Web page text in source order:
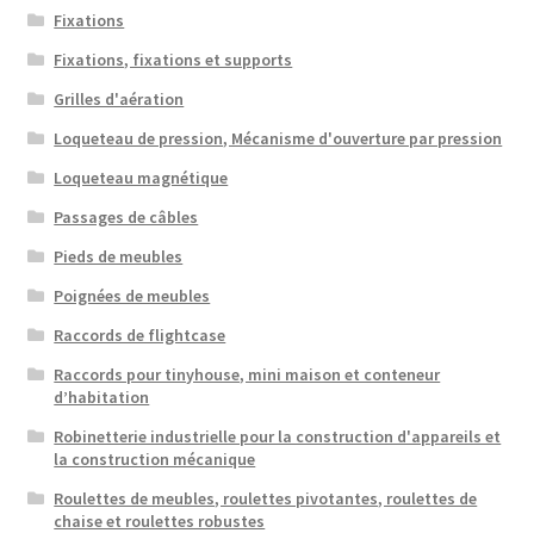
Fixations
Fixations, fixations et supports
Grilles d'aération
Loqueteau de pression, Mécanisme d'ouverture par pression
Loqueteau magnétique
Passages de câbles
Pieds de meubles
Poignées de meubles
Raccords de flightcase
Raccords pour tinyhouse, mini maison et conteneur
d’habitation
Robinetterie industrielle pour la construction d'appareils et
la construction mécanique
Roulettes de meubles, roulettes pivotantes, roulettes de
chaise et roulettes robustes